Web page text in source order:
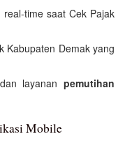
time saat Cek Pajak
Kabupaten Demak yang
layanan pemutihan
Mobile